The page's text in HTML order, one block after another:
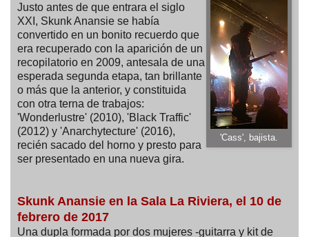
'Cass', bajista.
Justo antes de que entrara el siglo
XXI, Skunk Anansie se había
convertido en un bonito recuerdo que
era recuperado con la aparición de un
recopilatorio en 2009, antesala de una
esperada segunda etapa, tan brillante
o más que la anterior, y constituida
con otra terna de trabajos:
'Wonderlustre' (2010), 'Black Traffic'
(2012) y 'Anarchytecture' (2016),
recién sacado del horno y presto para
ser presentado en una nueva gira.
Skunk Anansie en la Sala La Riviera, el 10 de
febrero de 2017
Una dupla formada por dos mujeres -guitarra y kit de